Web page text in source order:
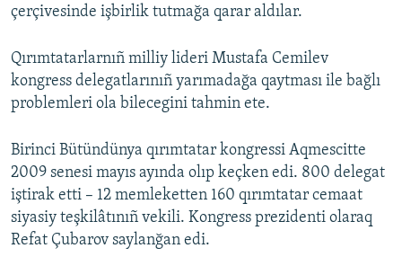
çerçivesinde işbirlik tutmağa qarar aldılar.
Qırımtatarlarnıñ milliy lideri Mustafa Cemilev
kongress delegatlarınıñ yarımadağa qaytması ile bağlı
problemleri ola bilecegini tahmin ete.
Birinci Bütündünya qırımtatar kongressi Aqmescitte
2009 senesi mayıs ayında olıp keçken edi. 800 delegat
iştirak etti – 12 memleketten 160 qırımtatar cemaat
siyasiy teşkilâtınıñ vekili. Kongress prezidenti olaraq
Refat Çubarov saylanğan edi.